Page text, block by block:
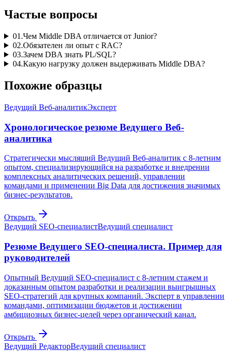
Частые вопросы
01 .Чем Middle DBA отличается от Junior?
02.Обязателен ли опыт с RAC?
03.Зачем DBA знать PL/SQL?
04.Какую нагрузку должен выдерживать Middle DBA?
Похожие образцы
Ведущий Веб-аналитикЭксперт
Хронологическое резюме Ведущего Веб-
аналитика
Стратегически мыслящий Ведущий Веб-аналитик с 8-летним
опытом, специализирующийся на разработке и внедрении
комплексных аналитических решений, управлении
командами и применении Big Data для достижения значимых
бизнес-результатов.
Открыть
Ведущий SEO-специалистВедущий специалист
Резюме Ведущего SEO-специалиста. Пример для
руководителей
Опытный Ведущий SEO-специалист с 8-летним стажем и
доказанным опытом разработки и реализации выигрышных
SEO-стратегий для крупных компаний. Эксперт в управлении
командами, оптимизации бюджетов и достижении
амбициозных бизнес-целей через органический канал.
Открыть
Ведущий РедакторВедущий специалист